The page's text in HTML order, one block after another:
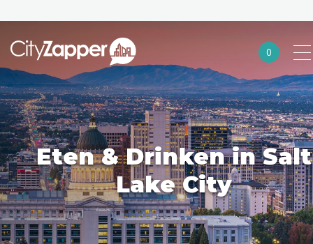
0
Alle steden
Nederland
België
Duitsland
Europa
Noord-Amerika
Eten & Drinken in Salt
Lake City